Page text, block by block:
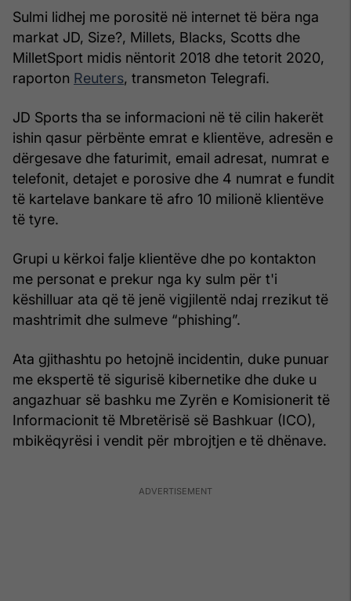
Sulmi lidhej me porositë në internet të bëra nga
markat JD, Size?, Millets, Blacks, Scotts dhe
MilletSport midis nëntorit 2018 dhe tetorit 2020,
raporton Reuters, transmeton Telegrafi.
JD Sports tha se informacioni në të cilin hakerët
ishin qasur përbënte emrat e klientëve, adresën e
dërgesave dhe faturimit, email adresat, numrat e
telefonit, detajet e porosive dhe 4 numrat e fundit
të kartelave bankare të afro 10 milionë klientëve
të tyre.
Grupi u kërkoi falje klientëve dhe po kontakton
me personat e prekur nga ky sulm për t'i
këshilluar ata që të jenë vigjilentë ndaj rrezikut të
mashtrimit dhe sulmeve “phishing”.
Ata gjithashtu po hetojnë incidentin, duke punuar
me ekspertë të sigurisë kibernetike dhe duke u
angazhuar së bashku me Zyrën e Komisionerit të
Informacionit të Mbretërisë së Bashkuar (ICO),
mbikëqyrësi i vendit për mbrojtjen e të dhënave.